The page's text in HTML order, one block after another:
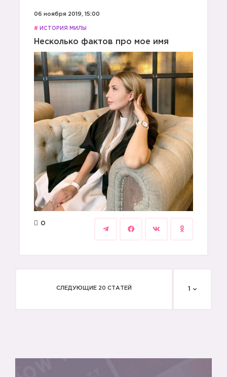
06 ноября 2019, 15:00
# ИСТОРИЯ МИЛЫ
Несколько фактов про мое имя
0
СЛЕДУЮЩИЕ 20 СТАТЕЙ 1